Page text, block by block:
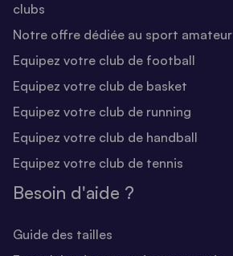
clubs
Notre offre dédiée au sport amateur
Equipez votre club de football
Equipez votre club de basket
Equipez votre club de running
Equipez votre club de handball
Equipez votre club de tennis
Besoin d'aide ?
Guide des tailles